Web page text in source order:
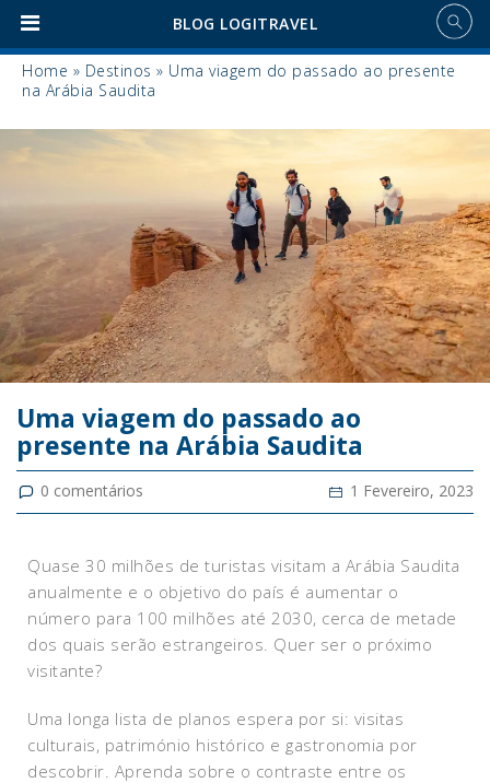
BLOG LOGITRAVEL
Home » Destinos » Uma viagem do passado ao presente
na Arábia Saudita
Uma viagem do passado ao
presente na Arábia Saudita
0 comentários 1 Fevereiro, 2023
Quase 30 milhões de turistas visitam a Arábia Saudita
anualmente e o objetivo do país é aumentar o
número para 100 milhões até 2030, cerca de metade
dos quais serão estrangeiros. Quer ser o próximo
visitante?
Uma longa lista de planos espera por si: visitas
culturais, património histórico e gastronomia por
descobrir. Aprenda sobre o contraste entre os